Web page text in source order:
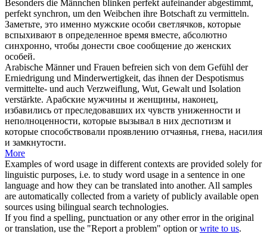
Besonders die Männchen blinken perfekt aufeinander abgestimmt,
perfekt synchron, um den Weibchen ihre Botschaft zu vermitteln.
Заметьте, это именно мужские особи светлячков, которые
вспыхивают в определенное время вместе, абсолютно
синхронно, чтобы донести свое сообщение до женских
особей.
Arabische Männer und Frauen befreien sich von dem Gefühl der
Erniedrigung und Minderwertigkeit, das ihnen der Despotismus
vermittelte- und auch Verzweiflung, Wut, Gewalt und Isolation
verstärkte. Арабские мужчины и женщины, наконец,
избавились от преследовавших их чувств униженности и
неполноценности, которые вызывал в них деспотизм и
которые способствовали проявлению отчаянья, гнева, насилия
и замкнутости.
More
Examples of word usage in different contexts are provided solely for
linguistic purposes, i.e. to study word usage in a sentence in one
language and how they can be translated into another. All samples
are automatically collected from a variety of publicly available open
sources using bilingual search technologies.
If you find a spelling, punctuation or any other error in the original
or translation, use the "Report a problem" option orwrite to us.